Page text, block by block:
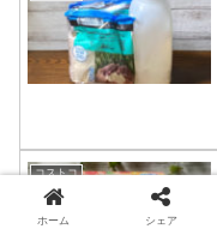
コストコ
ホーム シェア